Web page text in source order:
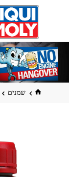
שמנים